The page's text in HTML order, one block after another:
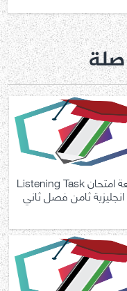
مراجعة امتحان Listening Task
ثامن فصل ثاني